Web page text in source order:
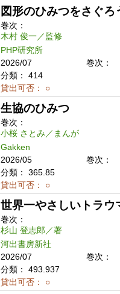
図形のひみつをさぐろ
巻次：
木村 俊一／監修
PHP研究所
2026/07
巻次：
分類：
414
貸出可否：
○
生協のひみつ
巻次：
小桜 さとみ／まんが
Gakken
2026/05
巻次：
分類：
365.85
貸出可否：
○
世界一やさしいトラウ
巻次：
杉山 登志郎／著
河出書房新社
2026/07
巻次：
分類：
493.937
貸出可否：
○